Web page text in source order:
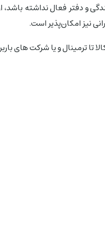
و دفتر فعال نداشته باشد،
نیز امکان‌پذیر است.
تا ترمینال و یا شرکت های